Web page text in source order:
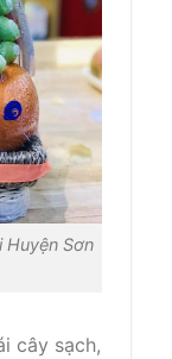
Huyện Sơn
cây sạch,